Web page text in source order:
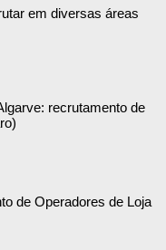
em diversas áreas
recrutamento de
de Operadores de Loja